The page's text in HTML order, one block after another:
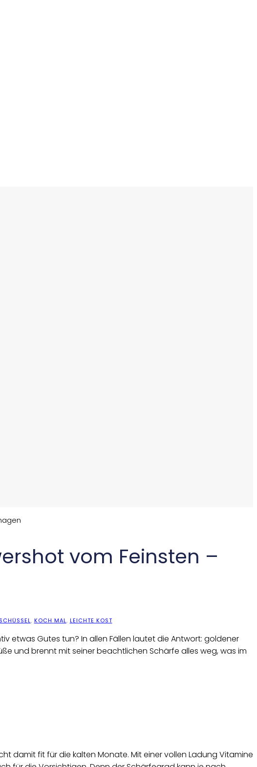
vom Feinsten –
, KOCH MAL, LEICHTE KOST
etwas Gutes tun? In allen Fällen lautet die Antwort: goldener
und brennt mit seiner beachtlichen Schärfe alles weg, was im
damit fit für die kalten Monate. Mit einer vollen Ladung Vitamine